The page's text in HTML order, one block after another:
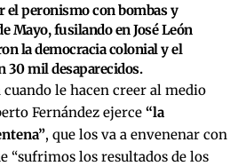
el peronismo con bombas y
Mayo, fusilando en José León
la democracia colonial y el
30 mil desaparecidos.
le hacen creer al medio
Fernández ejerce “la
, que los va a envenenar con
“sufrimos los resultados de los